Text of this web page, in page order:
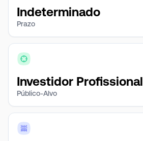
Indeterminado
Prazo
Investidor Profissional
Público-Alvo